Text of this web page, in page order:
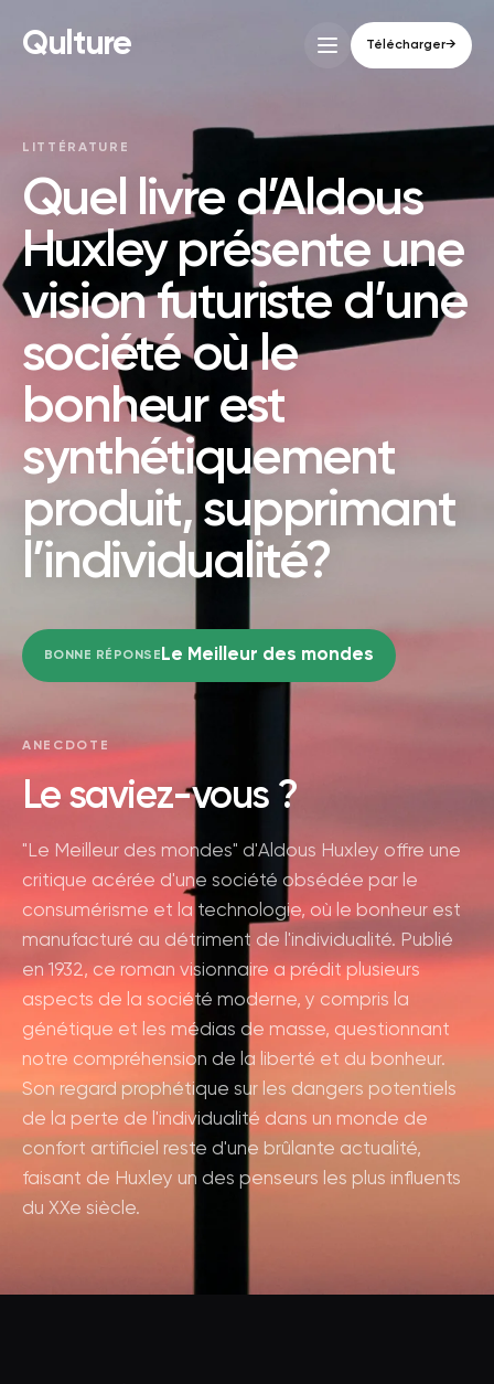
Qulture Télécharger→
LITTÉRATURE
Quel livre d’Aldous
Huxley présente une
vision futuriste d’une
société où le
bonheur est
synthétiquement
produit, supprimant
l’individualité?
BONNE RÉPONSE Le Meilleur des mondes
ANECDOTE
Le saviez-vous ?
"Le Meilleur des mondes" d'Aldous Huxley offre une
critique acérée d'une société obsédée par le
consumérisme et la technologie, où le bonheur est
manufacturé au détriment de l'individualité. Publié
en 1932, ce roman visionnaire a prédit plusieurs
aspects de la société moderne, y compris la
génétique et les médias de masse, questionnant
notre compréhension de la liberté et du bonheur.
Son regard prophétique sur les dangers potentiels
de la perte de l'individualité dans un monde de
confort artificiel reste d'une brûlante actualité,
faisant de Huxley un des penseurs les plus influents
du XXe siècle.